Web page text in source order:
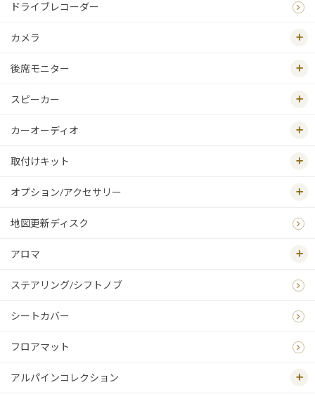
ドライブレコーダー
カメラ
後席モニター
スピーカー
カーオーディオ
取付けキット
オプション/アクセサリー
地図更新ディスク
アロマ
ステアリング/シフトノブ
シートカバー
フロアマット
アルパインコレクション